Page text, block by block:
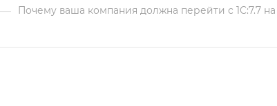
— Почему ваша компания должна перейти с 1С:7.7